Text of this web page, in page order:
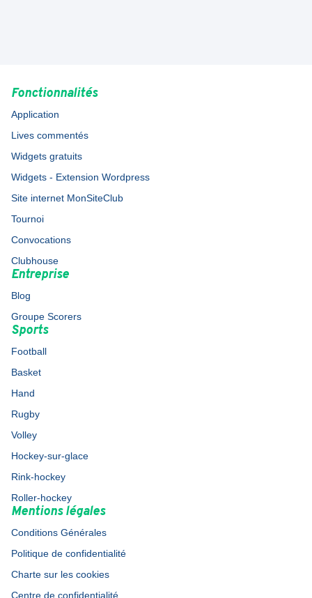
Fonctionnalités
Application
Lives commentés
Widgets gratuits
Widgets - Extension Wordpress
Site internet MonSiteClub
Tournoi
Convocations
Clubhouse
Entreprise
Blog
Groupe Scorers
Sports
Football
Basket
Hand
Rugby
Volley
Hockey-sur-glace
Rink-hockey
Roller-hockey
Mentions légales
Conditions Générales
Politique de confidentialité
Charte sur les cookies
Centre de confidentialité